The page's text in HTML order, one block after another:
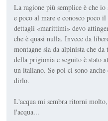
La ragione più semplice è che
e poco al mare e conosco poco
dettagli «marittimi» devo
che è quasi nulla. Invece da
montagne sia da alpinista che
della prigionia e seguito è stato
un italiano. Se poi ci sono
dirlo.
L'acqua mi sembra ritorni
l'acqua...